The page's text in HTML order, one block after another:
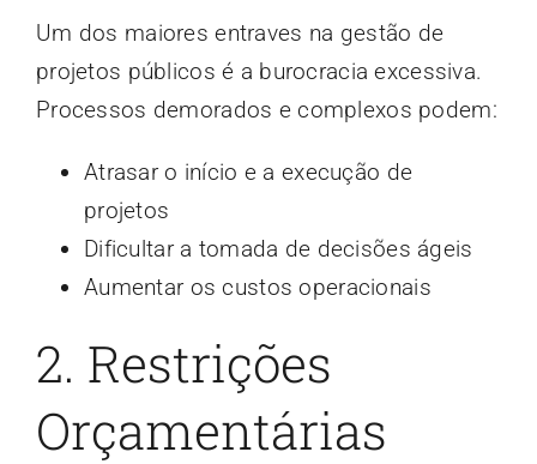
Um dos maiores entraves na gestão de
projetos públicos é a burocracia excessiva.
Processos demorados e complexos podem:
Atrasar o início e a execução de
projetos
Dificultar a tomada de decisões ágeis
Aumentar os custos operacionais
2. Restrições
Orçamentárias